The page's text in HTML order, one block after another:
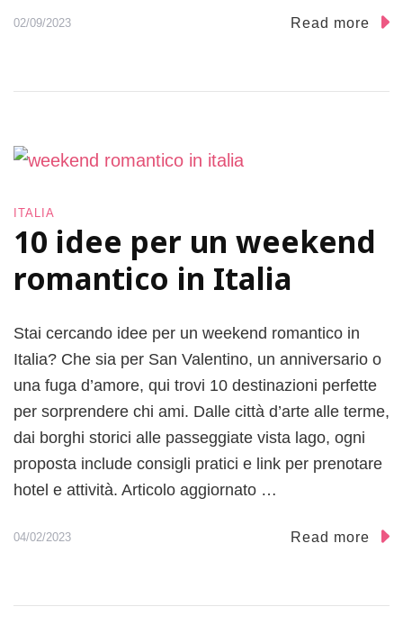
02/09/2023 Read more
ITALIA
10 idee per un weekend
romantico in Italia
Stai cercando idee per un weekend romantico in
Italia? Che sia per San Valentino, un anniversario o
una fuga d’amore, qui trovi 10 destinazioni perfette
per sorprendere chi ami. Dalle città d’arte alle terme,
dai borghi storici alle passeggiate vista lago, ogni
proposta include consigli pratici e link per prenotare
hotel e attività. Articolo aggiornato …
04/02/2023 Read more